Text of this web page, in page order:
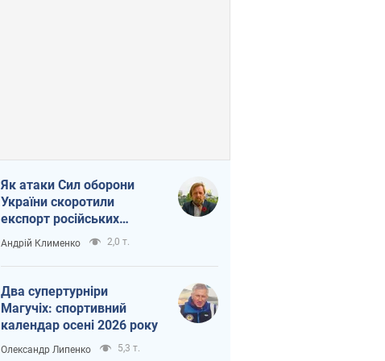
Як атаки Сил оборони
України скоротили
експорт російських
нафтопродуктів
Андрій Клименко 2,0 т.
Два супертурніри
Магучіх: спортивний
календар осені 2026 року
Олександр Липенко 5,3 т.